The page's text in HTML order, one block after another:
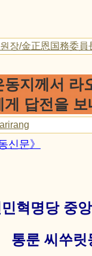
장/金正恩国務委員
지께서 라
답전을
arirang
신문》
혁명당 중
통룬 씨쑤릿